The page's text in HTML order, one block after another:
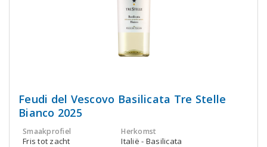
Feudi del Vescovo Basilicata Tre Stelle
Bianco 2025
Smaakprofiel
Fris tot zacht
Herkomst
Italië - Basilicata